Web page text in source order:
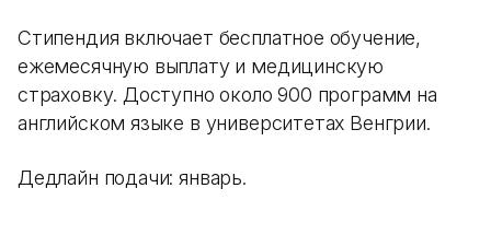
Стипендия включает бесплатное обучение,
ежемесячную выплату и медицинскую
страховку. Доступно около 900 программ на
английском языке в университетах Венгрии.
Дедлайн подачи: январь.